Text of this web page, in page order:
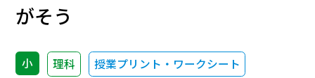
がそう
小 理科 授業プリント・ワークシート